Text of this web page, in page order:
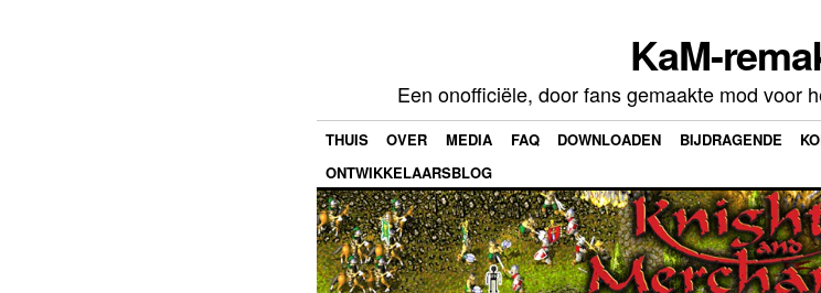
KaM-
Een onofficiële, door fans gemaakte mod voor
THUIS OVER MEDIA FAQ DOWNLOADEN BIJDRAGENDE
ONTWIKKELAARSBLOG